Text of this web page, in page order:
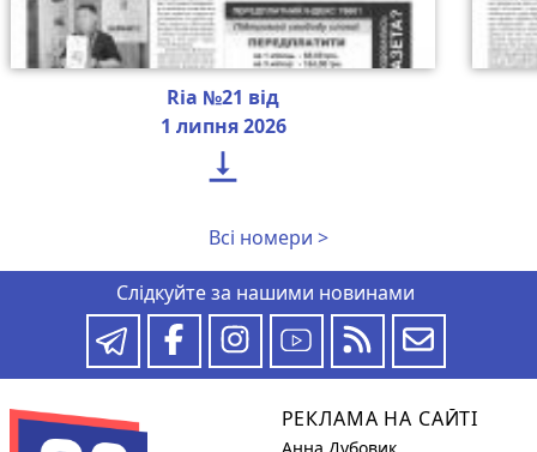
Ria №21 від
1 липня 2026

Всі номери >
Слідкуйте за нашими новинами
РЕКЛАМА НА САЙТІ